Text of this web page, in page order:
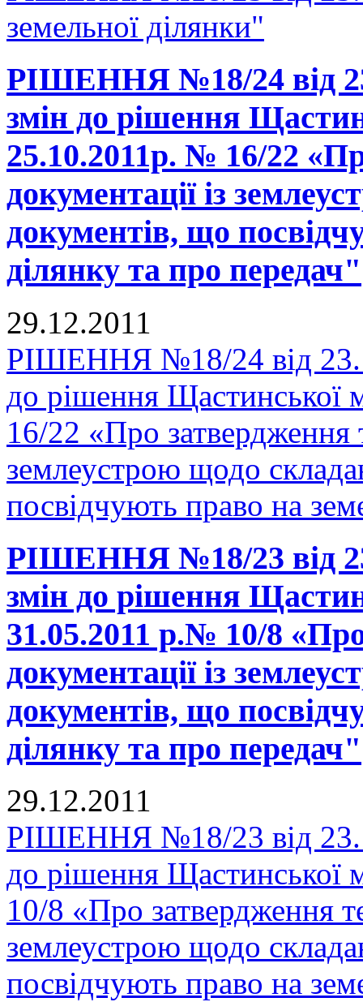
земельної ділянки"
РІШЕННЯ №18/24 від
змін до рішення
25.10.2011р. № 16/22
документації із
документів, що
ділянку та про передач"
29.12.2011
РІШЕННЯ №18/24 від
до рішення Щастинської
16/22 «Про затвердження
землеустрою щодо
посвідчують право на
РІШЕННЯ №18/23 від
змін до рішення
31.05.2011 р.№ 10/8
документації із
документів, що
ділянку та про передач"
29.12.2011
РІШЕННЯ №18/23 від
до рішення Щастинської
10/8 «Про затвердження
землеустрою щодо
посвідчують право на